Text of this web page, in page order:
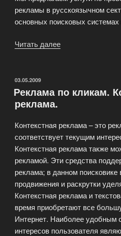
рекламы в русскоязычном
основных поисковых
Читать далее
ОПУБЛИКОВАНО
03.05.2009
Реклама по кликам.
реклама.
Контекстная реклама – это
соответствует текущим
Контекстная реклама также
рекламой. Эти средства
реклама; в данном
продвижения и раскрутки
Контекстная реклама и
время приобретают все
Интернет. Наиболее удобным
интересов пользователя